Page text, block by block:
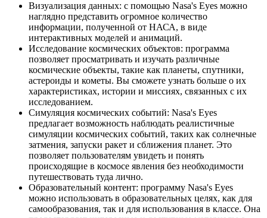
Визуализация данных: с помощью Nasa's Eyes можно
наглядно представить огромное количество
информации, полученной от НАСА, в виде
интерактивных моделей и анимаций.
Исследование космических объектов: программа
позволяет просматривать и изучать различные
космические объекты, такие как планеты, спутники,
астероиды и кометы. Вы сможете узнать больше о их
характеристиках, истории и миссиях, связанных с их
исследованием.
Симуляция космических событий: Nasa's Eyes
предлагает возможность наблюдать реалистичные
симуляции космических событий, таких как солнечные
затмения, запуски ракет и сближения планет. Это
позволяет пользователям увидеть и понять
происходящие в космосе явления без необходимости
путешествовать туда лично.
Образовательный контент: программу Nasa's Eyes
можно использовать в образовательных целях, как для
самообразования, так и для использования в классе. Она